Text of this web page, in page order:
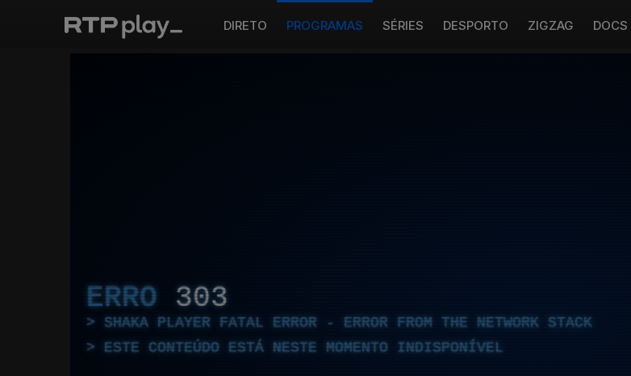
DIRETO PROGRAMAS SÉRIES DESPORTO ZIGZAG DOCS
ERRO 303
SHAKA PLAYER FATAL ERROR - ERROR FROM THE NETWORK STACK
ESTE CONTEÚDO ESTÁ NESTE MOMENTO INDISPONÍVEL